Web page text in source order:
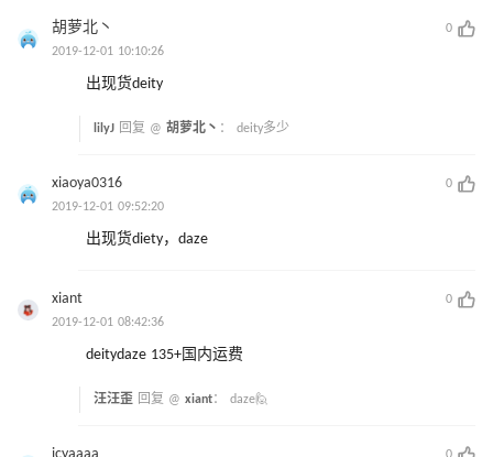
胡萝北丶
0
2019-12-01 10:10:26
出现货deity
lilyJ 回复 @ 胡萝北丶 ： deity多少
xiaoya0316
0
2019-12-01 09:52:20
出现货diety，daze
xiant
0
2019-12-01 08:42:36
deitydaze 135+国内运费
汪汪歪 回复 @ xiant： daze🙋
0